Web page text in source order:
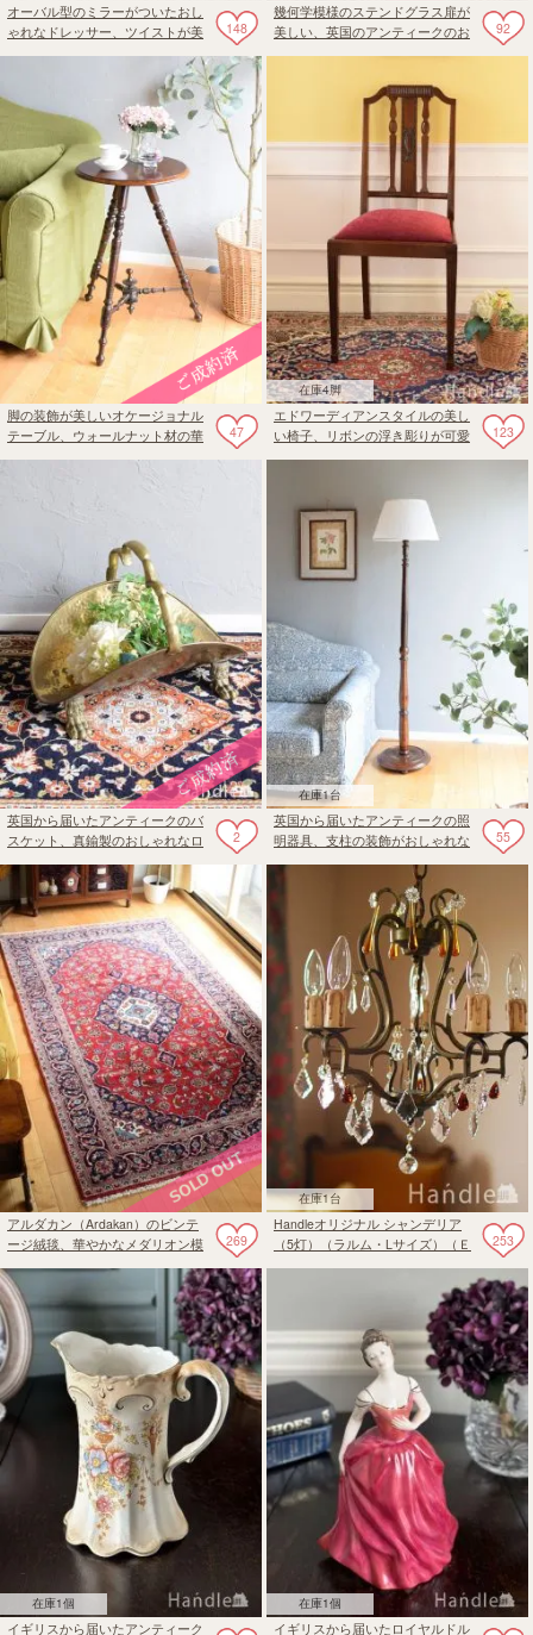
148
オーバル型のミラーがついたおし
ゃれなドレッサー、ツイストが美
92
幾何学模様のステンドグラス扉が
美しい、英国のアンティークのお
47
脚の装飾が美しいオケージョナル
テーブル、ウォールナット材の華
やかなサイドテーブル
在庫4脚
123
エドワーディアンスタイルの美し
い椅子、リボンの浮き彫りが可愛
いアンティークチェア
2
英国から届いたアンティークのバ
スケット、真鍮製のおしゃれなロ
在庫1台
55
英国から届いたアンティークの照
明器具、支柱の装飾がおしゃれな
269
アルダカン（Ardakan）のビンテ
ージ絨毯、華やかなメダリオン模
様のペルシャ絨毯
在庫1台
253
Handleオリジナル シャンデリア
（5灯）（ラルム・Lサイズ）（Ｅ
17シャンデリア球付）
在庫1個
イギリスから届いたアンティーク
在庫1個
イギリスから届いたロイヤルドル